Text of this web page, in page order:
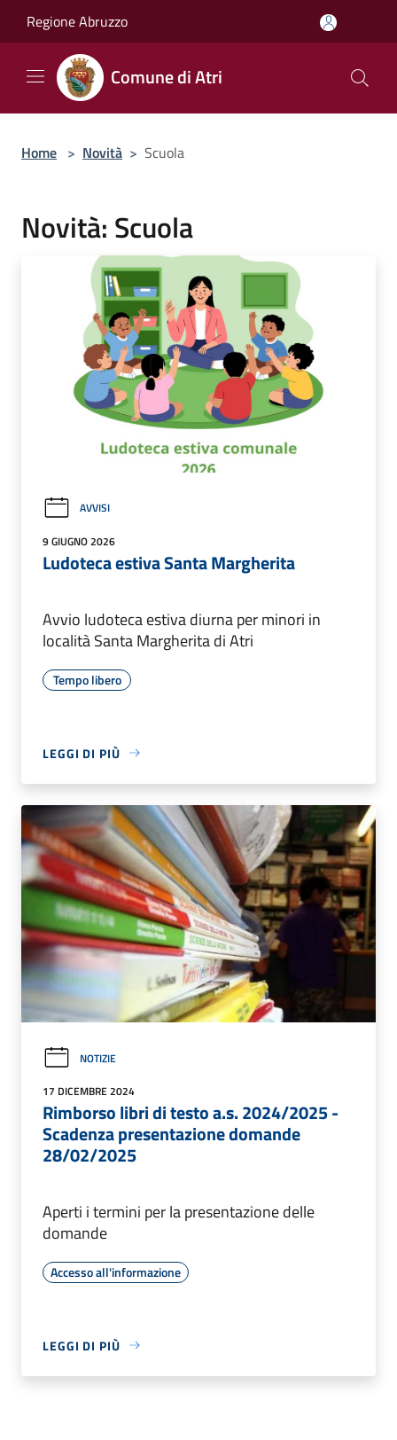
Regione Abruzzo
Comune di Atri
Home > Novità > Scuola
Novità: Scuola
AVVISI
9 GIUGNO 2026
Ludoteca estiva Santa Margherita
Avvio ludoteca estiva diurna per minori in
località Santa Margherita di Atri
Tempo libero
LEGGI DI PIÙ
NOTIZIE
17 DICEMBRE 2024
Rimborso libri di testo a.s. 2024/2025 -
Scadenza presentazione domande
28/02/2025
Aperti i termini per la presentazione delle
domande
Accesso all'informazione
LEGGI DI PIÙ